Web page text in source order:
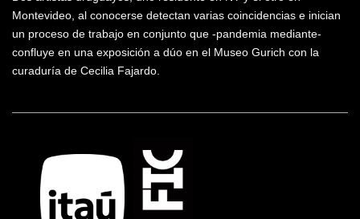
Montevideo, al conocerse detectan varias coincidencias e inician
un proceso de trabajo en conjunto que -pandemia mediante-
confluye en una exposición a dúo en el Museo Gurich con la
curaduría de Cecilia Fajardo.